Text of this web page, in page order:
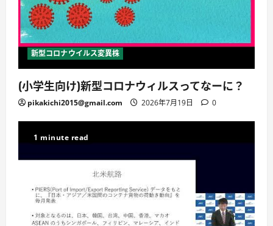
新型コロナウイルス変異株
(小学生向け)新型コロナウィルスってなーに？
pikakichi2015@gmail.com 2026年7月19日 0
1 minute read